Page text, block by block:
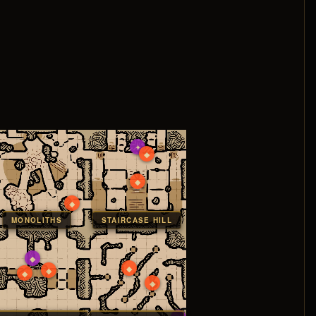
◆
◆
◆
◆
◆
◆
◆
◆
✦
MONOLITHS STAIRCASE HILL